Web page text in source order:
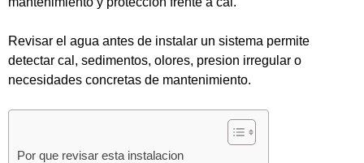
Revisar el agua antes de instalar un sistema permite
detectar cal, sedimentos, olores, presion irregular o
necesidades concretas de mantenimiento.
Por que revisar esta instalacion